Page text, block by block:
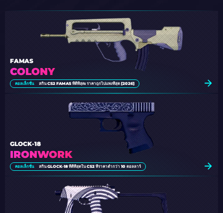
COLONY
FAMAS
คอลเล็กชั่น สกิน CS2 FAMAS ที่ดีที่สุด: ราคาถูกไปแพงที่สุด [2026]
IRONWORK
GLOCK-18
คอลเล็กชั่น สกิน GLOCK-18 ที่ดีที่สุดใน CS2 ที่ราคาต่ำกว่า 10 ดอลลาร์